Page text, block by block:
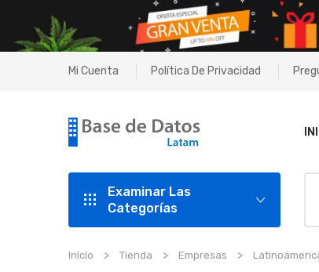
Mi Cuenta Política De Privacidad
Examinar Las
Categorías
Inicio Tienda Empresas